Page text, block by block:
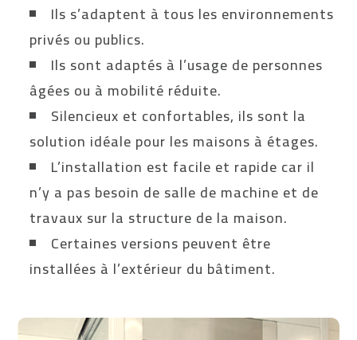
Ils s’adaptent à tous les environnements
privés ou publics.
Ils sont adaptés à l’usage de personnes
âgées ou à mobilité réduite.
Silencieux et confortables, ils sont la
solution idéale pour les maisons à étages.
L’installation est facile et rapide car il
n’y a pas besoin de salle de machine et de
travaux sur la structure de la maison.
Certaines versions peuvent être
installées à l’extérieur du bâtiment.